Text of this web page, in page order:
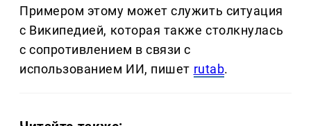
Примером этому может служить ситуация
с Википедией, которая также столкнулась
с сопротивлением в связи с
использованием ИИ, пишет rutab.